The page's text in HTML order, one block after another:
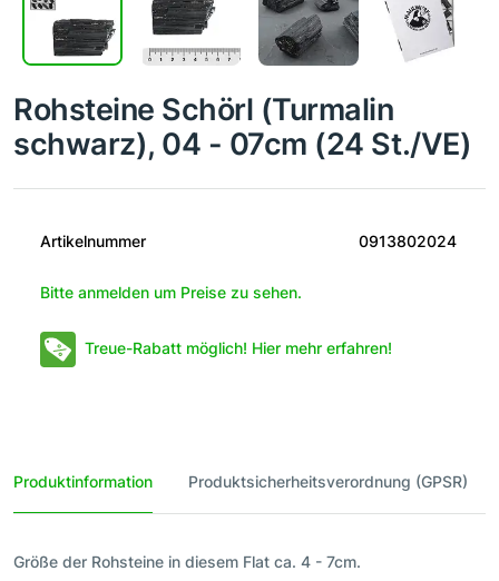
Rohsteine Schörl (Turmalin
schwarz), 04 - 07cm (24 St./VE)
Artikelnummer 0913802024
Bitte anmelden um Preise zu sehen.
Treue-Rabatt möglich! Hier mehr erfahren!
Produktinformation Produktsicherheitsverordnung (GPSR)
Größe der Rohsteine in diesem Flat ca. 4 - 7cm.